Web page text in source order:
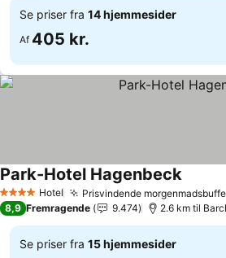
Se priser fra 14 hjemmesider
Af 405 kr.
4 StjernerHotel Prisvindende
Park-Hotel HagenbeckSe
8,9 Fremragende 9.474 2.6 km til
Se priser fra 15 hjemmesider